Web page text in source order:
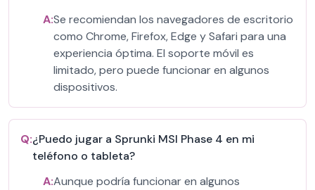
A:Se recomiendan los navegadores de escritorio
como Chrome, Firefox, Edge y Safari para una
experiencia óptima. El soporte móvil es
limitado, pero puede funcionar en algunos
dispositivos.
Q:¿Puedo jugar a Sprunki MSI Phase 4 en mi
teléfono o tableta?
A:Aunque podría funcionar en algunos